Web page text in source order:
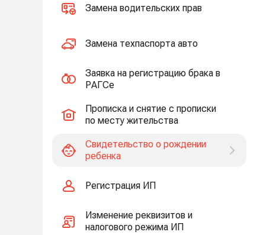
Замена водительских прав
Замена техпаспорта авто
Заявка на регистрацию брака в
РАГСе
Прописка и снятие с прописки
по месту жительства
Свидетельство о рождении
ребенка
Регистрация ИП
Изменение реквизитов и
налогового режима ИП